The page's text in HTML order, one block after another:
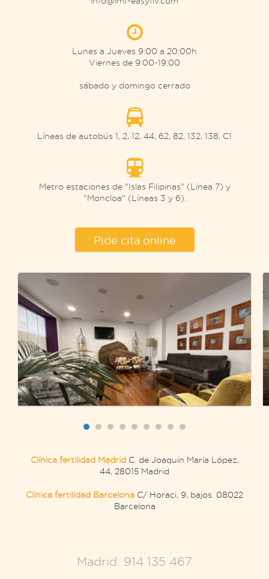
Lunes a Jueves 9:00 a 20:00h
Viernes de 9:00-19:00
sábado y domingo cerrado
Líneas de autobús 1, 2, 12, 44, 62, 82, 132, 138, C1
Metro estaciones de "Islas Filipinas" (Línea 7) y
"Moncloa" (Líneas 3 y 6).
Pide cita online
Clínica fertilidad MadridC. de Joaquín María López,
44, 28015 Madrid
Clínica fertilidad Barcelona C/ Horaci, 9, bajos. 08022
Barcelona
Madrid: 914 135 467